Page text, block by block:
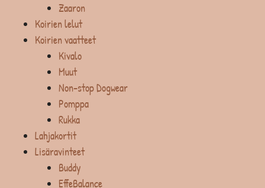
Zaaron
Koirien lelut
Koirien vaatteet
Kivalo
Muut
Non-stop Dogwear
Pomppa
Rukka
Lahjakortit
Lisäravinteet
Buddy
EffeBalance